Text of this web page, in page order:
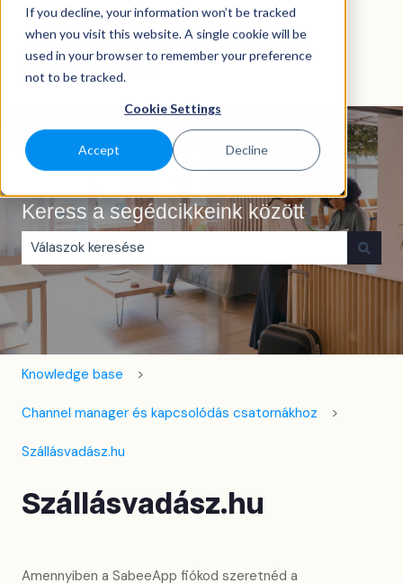
If you decline, your information won’t be tracked
when you visit this website. A single cookie will be
used in your browser to remember your preference
not to be tracked.
Cookie Settings
Accept Decline
MagyarAlmenü megjelenítése fordításokhoz
Keress a segédcikkeink között
Nincs javaslat, mert üres a keresőmező.
Knowledge base
Channel manager és kapcsolódás csatornákhoz
Szállásvadász.hu
Szállásvadász.hu
Amennyiben a SabeeApp fiókod szeretnéd a